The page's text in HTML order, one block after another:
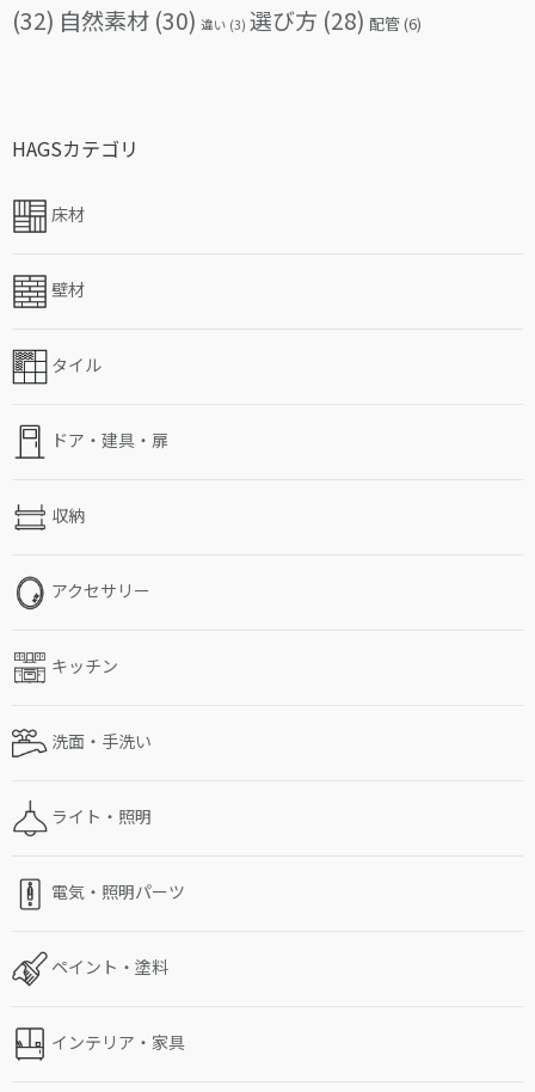
(32) 自然素材 (30) 違い (3) 選び方 (28) 配管(6)
HAGSカテゴリ
床材
壁材
タイル
ドア・建具・扉
収納
アクセサリー
キッチン
洗面・手洗い
ライト・照明
電気・照明パーツ
ペイント・塗料
インテリア・家具